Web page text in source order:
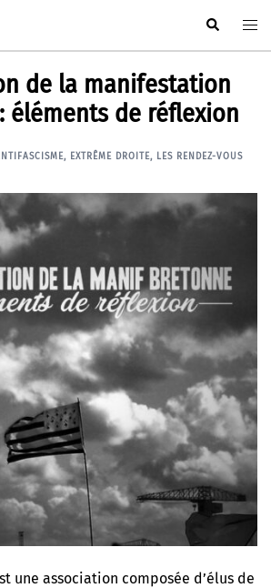
Rechercher
de la manifestation
éléments de réflexion
, EXTRÊME DROITE, LES RENDEZ-VOUS
une association composée d’élus de